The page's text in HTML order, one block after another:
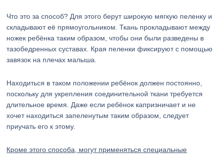
Что это за способ? Для этого берут широкую мягкую пеленку и
складывают её прямоугольником. Ткань прокладывают между
ножек ребёнка таким образом, чтобы они были разведены в
тазобедренных суставах. Края пеленки фиксируют с помощью
завязок на плечах малыша.
Находиться в таком положении ребёнок должен постоянно,
поскольку для укрепления соединительной ткани требуется
длительное время. Даже если ребёнок капризничает и не
хочет находиться запеленутым таким образом, следует
приучать его к этому.
Кроме этого способа, могут применяться специальные